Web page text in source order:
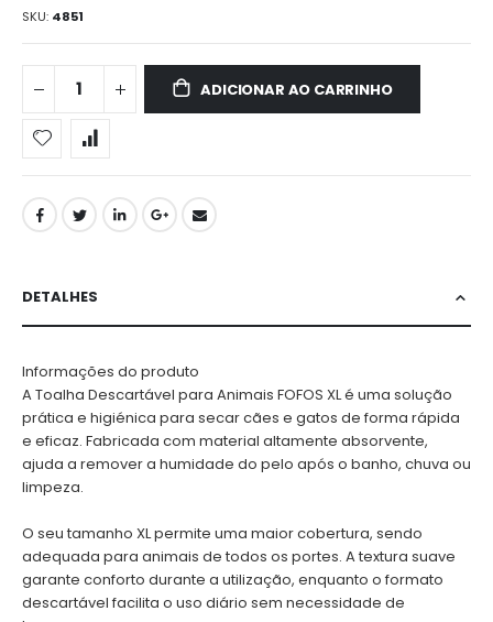
SKU 4851
ADICIONAR AO CARRINHO
DETALHES
Informações do produto
A Toalha Descartável para Animais FOFOS XL é uma solução
prática e higiénica para secar cães e gatos de forma rápida
e eficaz. Fabricada com material altamente absorvente,
ajuda a remover a humidade do pelo após o banho, chuva ou
limpeza.
O seu tamanho XL permite uma maior cobertura, sendo
adequada para animais de todos os portes. A textura suave
garante conforto durante a utilização, enquanto o formato
descartável facilita o uso diário sem necessidade de